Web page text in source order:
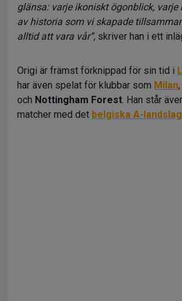
glänsa: varje ikoniskt ögonblick, varje
av historia som vi skapade
alltid att vara vår”, skriver han i ett
Origi är främst förknippad för sin tid i
har även spelat för klubbar som Milan,
och Nottingham Forest. Han står
matcher med det belgiska A-